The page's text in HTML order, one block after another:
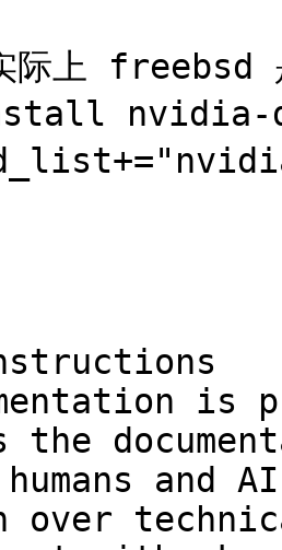
际上 freebsd
nvidia-
is
the
and
over